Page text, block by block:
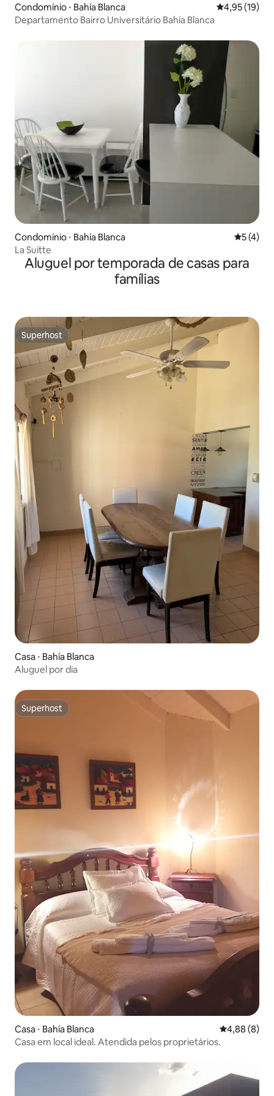
Condomínio ⋅ Bahía Blanca 4,95 de uma
4,95 (19)
Departamento Bairro Universitário Bahía Blanca
Condomínio ⋅ Bahía Blanca 5 de
5 (4)
La Suitte
Aluguel por temporada de casas para
famílias
Superhost
Superhost
Casa ⋅ Bahía Blanca
Aluguel por dia
Superhost
Superhost
Casa ⋅ Bahía Blanca 4,88 de uma
4,88 (8)
Casa em local ideal. Atendida pelos proprietários.